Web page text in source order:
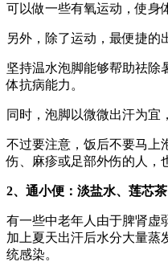
可以做一些有氧运动，使身
另外，除了运动，最便捷的
坚持温水泡脚能够帮助祛除
体抗病能力。
同时，泡脚以微微出汗为宜
不过要注意，饭后不要马上
伤、麻疹或足部外伤的人，
2、通小便：淡盐水、莲芯茶
有一些中老年人由于脾肾虚
加上夏天出汗后水分大量蒸
统感染。